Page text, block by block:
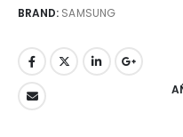
BRAND: SAMSUNG